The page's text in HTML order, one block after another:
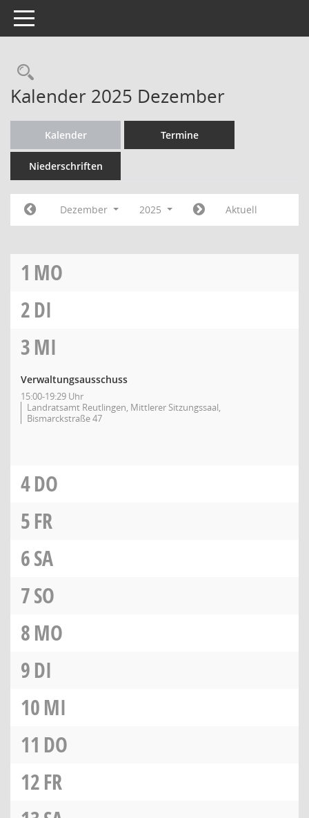
Toggle navigation
Rechercheauswahl
Kalender 2025 Dezember
Kalender Termine
Niederschriften
Dezember 2025 Aktuell
1 MO
2DI
3MI
Verwaltungsausschuss
15:00-19:29 Uhr
Landratsamt Reutlingen, Mittlerer Sitzungssaal,
Bismarckstraße 47
4DO
5FR
6SA
7SO
8MO
9DI
10MI
11 DO
12FR